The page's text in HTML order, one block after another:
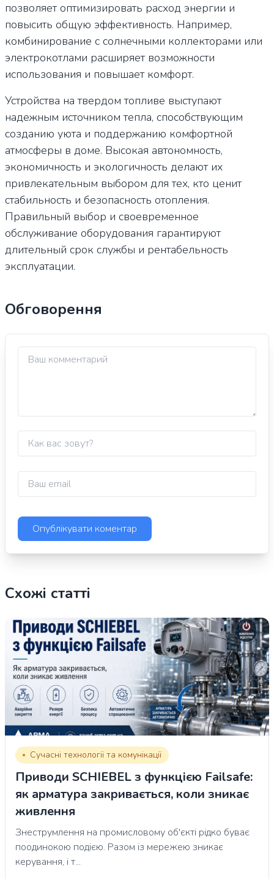
позволяет оптимизировать расход энергии и
повысить общую эффективность. Например,
комбинирование с солнечными коллекторами или
электрокотлами расширяет возможности
использования и повышает комфорт.
Устройства на твердом топливе выступают
надежным источником тепла, способствующим
созданию уюта и поддержанию комфортной
атмосферы в доме. Высокая автономность,
экономичность и экологичность делают их
привлекательным выбором для тех, кто ценит
стабильность и безопасность отопления.
Правильный выбор и своевременное
обслуживание оборудования гарантируют
длительный срок службы и рентабельность
эксплуатации.
Обговорення
Схожі статті
Сучасні технології та комунікації
Приводи SCHIEBEL з функцією Failsafe:
як арматура закривається, коли зникає
живлення
Знеструмлення на промисловому об'єкті рідко буває
поодинокою подією. Разом із мережею зникає
керування, і т...